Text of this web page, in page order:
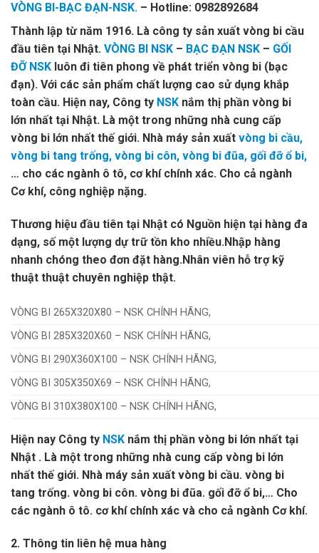
VÒNG BI-BẠC ĐẠN-NSK. – Hotline: 0982892684
Thành lập từ năm 1916. Là công ty sản xuất vòng bi cầu
đầu tiên tại Nhật. VÒNG BI NSK – BẠC ĐẠN NSK – GỐI
ĐỠ NSK luôn đi tiên phong về phát triển vòng bi (bạc
đạn). Với các sản phẩm chất lượng cao sử dụng khắp
toàn cầu. Hiện nay, Công ty NSK nắm thị phần vòng bi
lớn nhất tại Nhật. Là một trong những nhà cung cấp
vòng bi lớn nhất thế giới. Nhà máy sản xuất vòng bi cầu,
vòng bi tang trống, vòng bi côn, vòng bi đũa, gối đỡ ổ bi,
… cho các ngành ô tô, cơ khí chính xác. Cho cả ngành
Cơ khí, công nghiệp nặng.
Thương hiệu đầu tiên tại Nhật có Nguồn hiện tại hàng đa
dạng, số một lượng dự trữ tồn kho nhiều.Nhập hàng
nhanh chóng theo đơn đặt hàng.Nhân viên hỗ trợ kỹ
thuật thuật chuyên nghiệp thật.
VÒNG BI 265X320X80 – NSK CHÍNH HÃNG,
VÒNG BI 285X320X60 – NSK CHÍNH HÃNG,
VÒNG BI 290X360X100 – NSK CHÍNH HÃNG,
VÒNG BI 305X350X69 – NSK CHÍNH HÃNG,
VÒNG BI 310X380X100 – NSK CHÍNH HÃNG,
Hiện nay Công ty NSK nắm thị phần vòng bi lớn nhất tại
Nhật . Là một trong những nhà cung cấp vòng bi lớn
nhất thế giới. Nhà máy sản xuất vòng bi cầu. vòng bi
tang trống. vòng bi côn. vòng bi đũa. gối đỡ ổ bi,… Cho
các ngành ô tô. cơ khí chính xác và cho cả ngành Cơ khí.
2. Thông tin liên hệ mua hàng